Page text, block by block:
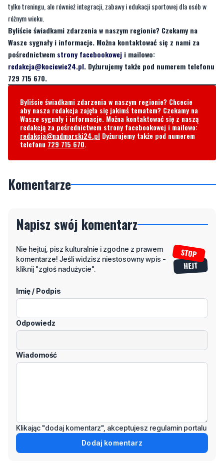
tylko treningu, ale również integracji, zabawy i edukacji sportowej dla osób w
różnym wieku.
Byliście świadkami zdarzenia w naszym regionie? Czekamy na
Wasze sygnały i informacje. Można kontaktować się z nami za
pośrednictwem strony facebookowej i mailowo:
redakcja@kociewie24.pl. Dyżurujemy także pod numerem telefonu
729 715 670.
Byliście świadkami zdarzenia w naszym regionie? Chcecie
aby nasza redakcja zajęła się jakimś tematem? Czekamy na
Wasze sygnały i informacje. Można kontaktować się z naszą
redakcją za pośrednictwem strony facebookowej i mailowo:
redakcja@nadmorski24.pl Dyżurujemy także pod numerem
telefonu 729 715 670.
Komentarze
Napisz swój komentarz
Nie hejtuj, pisz kulturalnie i zgodne z prawem
komentarze! Jeśli widzisz niestosowny wpis -
kliknij "zgłoś nadużycie".
Imię / Podpis
Odpowiedz
Wiadomość
Klikając "dodaj komentarz", akceptujesz regulamin portalu
Dodaj komentarz